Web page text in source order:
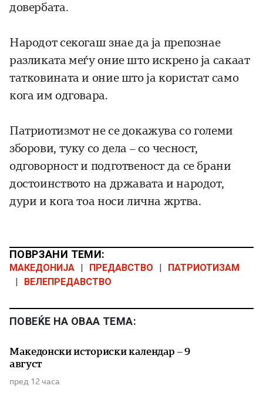
довербата.
Народот секогаш знае да ја препознае
разликата меѓу оние што искрено ја сакаат
татковината и оние што ја користат само
кога им одговара.
Патриотизмот не се докажува со големи
зборови, туку со дела – со чесност,
одговорност и подготвеност да се брани
достоинството на државата и народот,
дури и кога тоа носи лична жртва.
ПОВРЗАНИ ТЕМИ:
МАКЕДОНИЈА ПРЕДАВСТВО
ПАТРИОТИЗАМ
ВЕЛЕПРЕДАВСТВО
ПОВЕЌЕ НА ОВАА ТЕМА:
Македонски историски календар – 9
август
пред 12 часа